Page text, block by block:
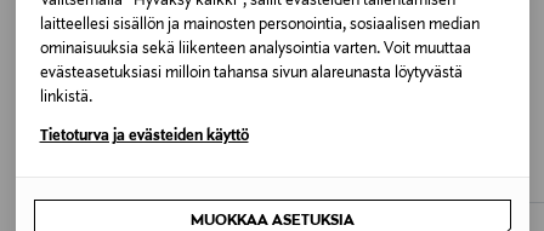
laitteellesi sisällön ja mainosten personointia, sosiaalisen median
ominaisuuksia sekä liikenteen analysointia varten. Voit muuttaa
evästeasetuksiasi milloin tahansa sivun alareunasta löytyvästä
linkistä.
Tietoturva ja evästeiden käyttö
MUOKKAA ASETUKSIA
Valmistaja
Marc O'Polo Einzelhandels GmbH
Valmistajan osoite
Hofgartenstraße 1, 83071 Stephanskirchen, Germany
Digitaalinen osoite
ALE –35%
NAKOA